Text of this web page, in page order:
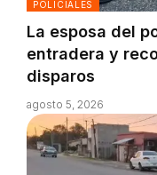
POLICIALES
La esposa del
entradera y
disparos
agosto 5, 2026